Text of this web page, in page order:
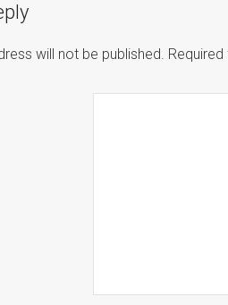
will not be published.